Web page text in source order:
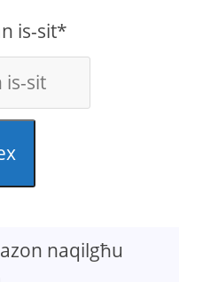
is-sit*
naqilgħu